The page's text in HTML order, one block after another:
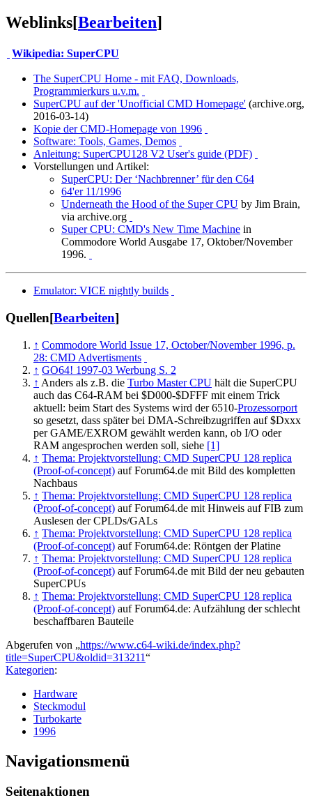
Weblinks[Bearbeiten]
Wikipedia: SuperCPU
The SuperCPU Home - mit FAQ, Downloads,
Programmierkurs u.v.m.
SuperCPU auf der 'Unofficial CMD Homepage' (archive.org,
2016-03-14)
Kopie der CMD-Homepage von 1996
Software: Tools, Games, Demos
Anleitung: SuperCPU128 V2 User's guide (PDF)
Vorstellungen und Artikel:
SuperCPU: Der ‘Nachbrenner’ für den C64
64'er 11/1996
Underneath the Hood of the Super CPU by Jim Brain,
via archive.org
Super CPU: CMD's New Time Machine in
Commodore World Ausgabe 17, Oktober/November
1996.
Emulator: VICE nightly builds
Quellen[Bearbeiten]
↑ Commodore World Issue 17, October/November 1996, p.
28: CMD Advertisments
↑ GO64! 1997-03 Werbung S. 2
↑ Anders als z.B. die Turbo Master CPU hält die SuperCPU
auch das C64-RAM bei $D000-$DFFF mit einem Trick
aktuell: beim Start des Systems wird der 6510-Prozessorport
so gesetzt, dass später bei DMA-Schreibzugriffen auf $Dxxx
per GAME/EXROM gewählt werden kann, ob I/O oder
RAM angesprochen werden soll, siehe [1]
↑ Thema: Projektvorstellung: CMD SuperCPU 128 replica
(Proof-of-concept) auf Forum64.de mit Bild des kompletten
Nachbaus
↑ Thema: Projektvorstellung: CMD SuperCPU 128 replica
(Proof-of-concept) auf Forum64.de mit Hinweis auf FIB zum
Auslesen der CPLDs/GALs
↑ Thema: Projektvorstellung: CMD SuperCPU 128 replica
(Proof-of-concept) auf Forum64.de: Röntgen der Platine
↑ Thema: Projektvorstellung: CMD SuperCPU 128 replica
(Proof-of-concept) auf Forum64.de mit Bild der neu gebauten
SuperCPUs
↑ Thema: Projektvorstellung: CMD SuperCPU 128 replica
(Proof-of-concept) auf Forum64.de: Aufzählung der schlecht
beschaffbaren Bauteile
Abgerufen von „https://www.c64-wiki.de/index.php?
title=SuperCPU&oldid=313211“
Kategorien:
Hardware
Steckmodul
Turbokarte
1996
Navigationsmenü
Seitenaktionen